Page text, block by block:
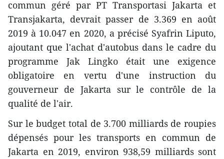
commun géré par PT Transportasi Jakarta et
Transjakarta, devrait passer de 3.369 en août
2019 à 10.047 en 2020, a précisé Syafrin Liputo,
ajoutant que l'achat d'autobus dans le cadre du
programme Jak Lingko était une exigence
obligatoire en vertu d'une instruction du
gouverneur de Jakarta sur le contrôle de la
qualité de l'air.
Sur le budget total de 3.700 milliards de roupies
dépensés pour les transports en commun de
Jakarta en 2019, environ 938,59 milliards sont